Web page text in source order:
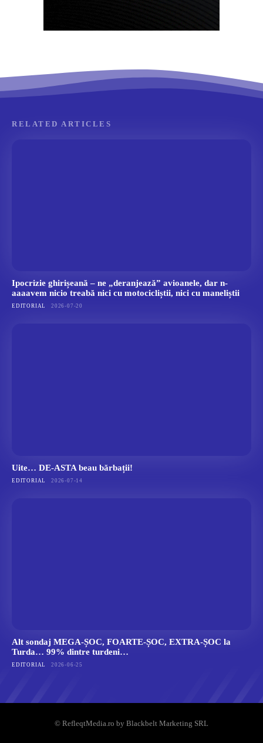
RELATED ARTICLES
Ipocrizie ghirișeană – ne „deranjează” avioanele, dar n-
aaaavem nicio treabă nici cu motocicliștii, nici cu maneliștii
EDITORIAL 2026-07-20
Uite… DE-ASTA beau bărbații!
EDITORIAL 2026-07-14
Alt sondaj MEGA-ȘOC, FOARTE-ȘOC, EXTRA-ȘOC la
Turda… 99% dintre turdeni…
EDITORIAL 2026-06-25
© RefleqtMedia.ro by Blackbelt Marketing SRL